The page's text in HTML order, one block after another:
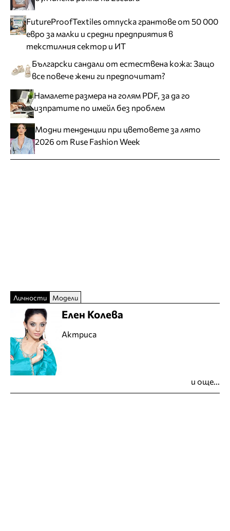
FutureProofTextiles отпуска грантове от 50 000
евро за малки и средни предприятия в
текстилния сектор и ИТ
Български сандали от естествена кожа: Защо
все повече жени ги предпочитат?
Намалете размера на голям PDF, за да го
изпратите по имейл без проблем
Модни тенденции при цветовете за лято
2026 от Ruse Fashion Week
Личности Модели
Елен Колева
Актриса
и още...